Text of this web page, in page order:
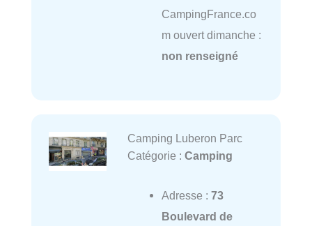
CampingFrance.co
m ouvert dimanche :
non renseigné
Camping Luberon Parc
Catégorie : Camping
Adresse : 73
Boulevard de